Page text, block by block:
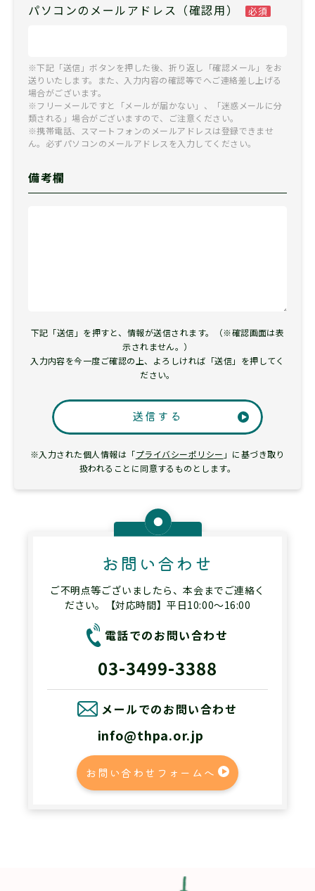
パソコンのメールアドレス（確認用） 必須
※下記「送信」ボタンを押した後、折り返し「確認メール」をお
送りいたします。また、入力内容の確認等でへご連絡差し上げる
場合がございます。
※フリーメールですと「メールが届かない」、「迷惑メールに分
類される」場合がございますので、ご注意ください。
※携帯電話、スマートフォンのメールアドレスは登録できませ
ん。必ずパソコンのメールアドレスを入力してください。
備考欄
下記「送信」を押すと、情報が送信されます。（※確認画面は表
示されません。）
入力内容を今一度ご確認の上、よろしければ「送信」を押してく
ださい。
送信する
※入力された個人情報は「プライバシーポリシー 」に基づき取り
扱われることに同意するものとします。
お問い合わせ
ご不明点等ございましたら、本会までご連絡く
ださい。【対応時間】平日10:00～16:00
電話でのお問い合わせ
03-3499-3388
メールでのお問い合わせ
info@thpa.or.jp
お問い合わせフォームへ